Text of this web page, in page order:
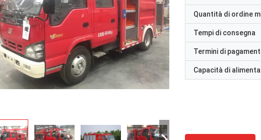
Quantità di ordine
Tempi di consegna
Termini di
Capacità di